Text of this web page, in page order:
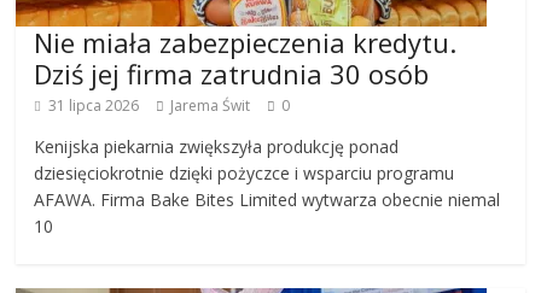
Nie miała zabezpieczenia kredytu.
Dziś jej firma zatrudnia 30 osób
31 lipca 2026 Jarema Świt 0
Kenijska piekarnia zwiększyła produkcję ponad
dziesięciokrotnie dzięki pożyczce i wsparciu programu
AFAWA. Firma Bake Bites Limited wytwarza obecnie niemal
10